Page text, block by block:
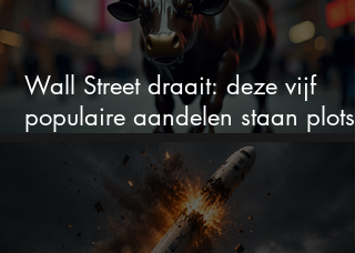
Wall Street draait: deze vijf
populaire aandelen staan plots
onder spanning